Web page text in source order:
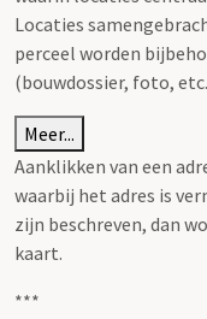
Locaties
perceel worden
(bouwdossier, foto,
Meer...
Aanklikken van een
waarbij het adres is
zijn beschreven, dan
kaart.
***